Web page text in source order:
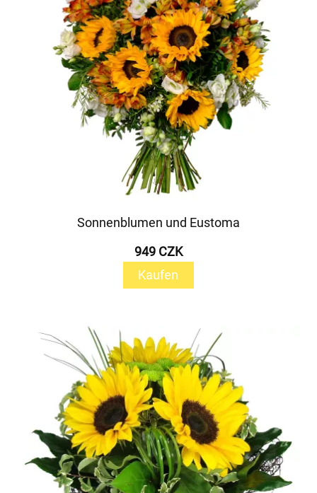
Sonnenblumen und Eustoma
949 CZK
Kaufen